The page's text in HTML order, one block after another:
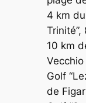
4 km
Trinité”,
10 km
Golf
de